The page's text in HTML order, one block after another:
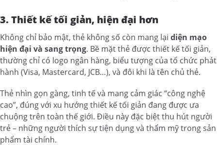
3. Thiết kế tối giản, hiện đại hơn
Không chỉ bảo mật, thẻ không số còn mang lại diện mạo
hiện đại và sang trọng. Bề mặt thẻ được thiết kế tối giản,
thường chỉ có logo ngân hàng, biểu tượng của tổ chức phát
hành (Visa, Mastercard, JCB…), và đôi khi là tên chủ thẻ.
Thẻ nhìn gọn gàng, tinh tế và mang cảm giác “công nghệ
cao”, đúng với xu hướng thiết kế tối giản đang được ưa
chuộng trên toàn thế giới. Điều này đặc biệt thu hút người
trẻ – những người thích sự tiện dụng và thẩm mỹ trong sản
phẩm tài chính.